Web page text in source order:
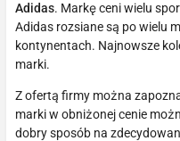
Adidas. Markę ceni wielu
Adidas rozsiane są po wielu
kontynentach. Najnowsze
marki.
Z ofertą firmy można
marki w obniżonej cenie
dobry sposób na